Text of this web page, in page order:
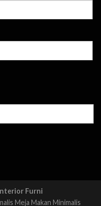
Furni
Meja Makan Minimalis